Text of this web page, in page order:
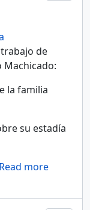
de
Machicado:
la familia
su estadía
Read more